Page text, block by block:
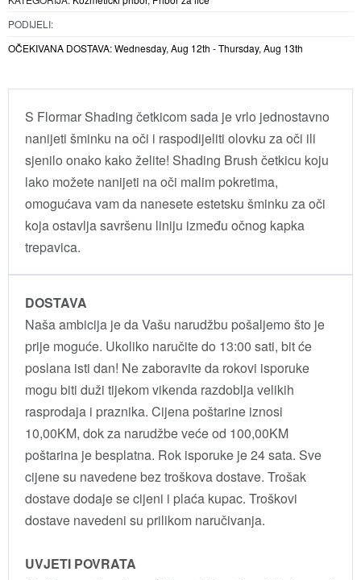
PODIJELI:
OČEKIVANA DOSTAVA:Wednesday, Aug 12th - Thursday, Aug 13th
S Flormar Shading četkicom sada je vrlo jednostavno
nanijeti šminku na oči i raspodijeliti olovku za oči ili
sjenilo onako kako želite! Shading Brush četkicu koju
lako možete nanijeti na oči malim pokretima,
omogućava vam da nanesete estetsku šminku za oči
koja ostavlja savršenu liniju između očnog kapka
trepavica.
DOSTAVA
Naša ambicija je da Vašu narudžbu pošaljemo što je
prije moguće. Ukoliko naručite do 13:00 sati, bit će
poslana isti dan! Ne zaboravite da rokovi isporuke
mogu biti duži tijekom vikenda razdoblja velikih
rasprodaja i praznika. Cijena poštarine iznosi
10,00KM, dok za narudžbe veće od 100,00KM
poštarina je besplatna. Rok isporuke je 24 sata. Sve
cijene su navedene bez troškova dostave. Trošak
dostave dodaje se cijeni i plaća kupac. Troškovi
dostave navedeni su prilikom naručivanja.
UVJETI POVRATA